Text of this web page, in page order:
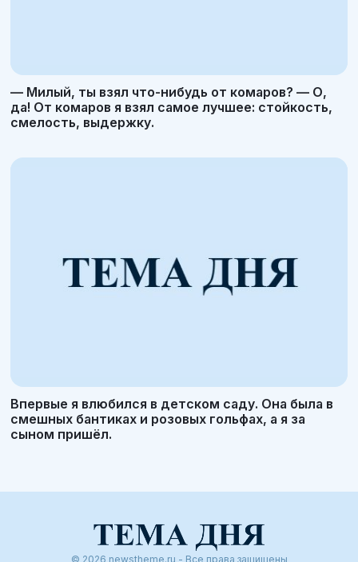
— Милый, ты взял что-нибудь от комаров? — О,
да! От комаров я взял самое лучшее: стойкость,
смелость, выдержку.
Впервые я влюбился в детском саду. Она была в
смешных бантиках и розовых гольфах, а я за
сыном пришёл.
© 2026 newstheme.ru - Все права защищены